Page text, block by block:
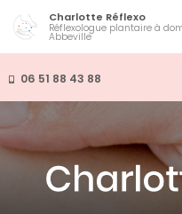
contenu
principal
06 51 88 43 88
Charlotte Réflexo
Réflexologue plantaire à domicile à
Abbeville